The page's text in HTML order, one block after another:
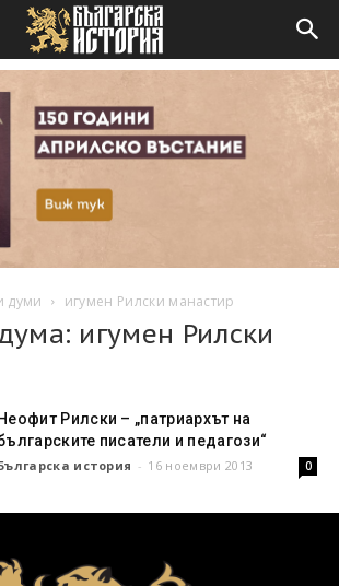
думи игумен Рилски манастир
игумен Рилски
Неофит Рилски – „патриархът на
писатели и педагози“
история - 16 ноември 2013 0